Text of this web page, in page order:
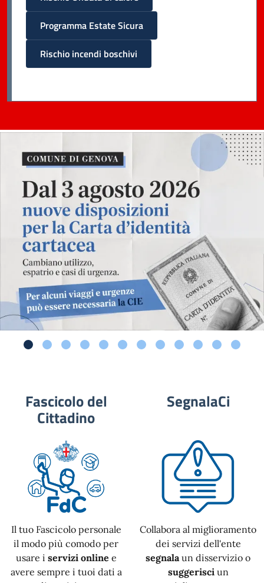
Programma Estate Sicura
Rischio incendi boschivi
Fascicolo del
Cittadino
Il tuo Fascicolo personale
il modo più comodo per
usare i servizi online e
avere sempre i tuoi dati a
SegnalaCi
Collabora al miglioramento
dei servizi dell'ente
segnala un disservizio o
suggerisciun